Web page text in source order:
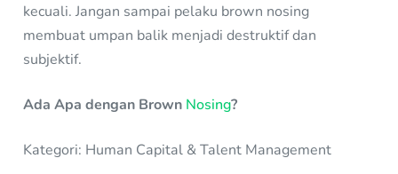
kecuali. Jangan sampai pelaku brown nosing
membuat umpan balik menjadi destruktif dan
subjektif.
Ada Apa dengan Brown Nosing?
Kategori: Human Capital & Talent Management